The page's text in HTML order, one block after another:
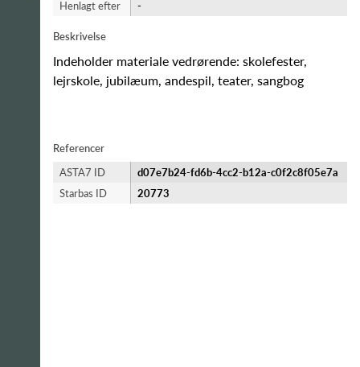
Henlagt efter
-
Beskrivelse
Indeholder materiale vedrørende: skolefester,
lejrskole, jubilæum, andespil, teater, sangbog
Referencer
ASTA7 ID
d07e7b24-fd6b-4cc2-b12a-c0f2c8f05e7a
Starbas ID
20773